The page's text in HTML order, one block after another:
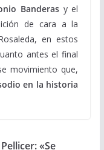
Banderasy el
de cara a la
en estos
antes el final
movimiento que,
en la historia
«Se